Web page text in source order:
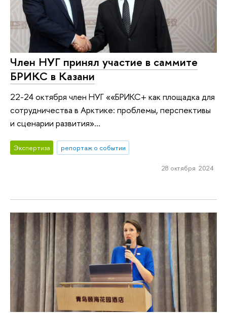
Член НУГ принял участие в саммите
БРИКС в Казани
22-24 октября член НУГ ««БРИКС+ как площадка для
сотрудничества в Арктике: проблемы, перспективы
и сценарии развития»...
Экспертиза репортаж о событии
28 октября 2024